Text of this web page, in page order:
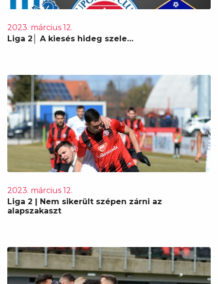
2023. március 12.
Liga 2│ A kiesés hideg szele…
2023. március 12.
Liga 2 | Nem sikerült szépen zárni az
alapszakaszt